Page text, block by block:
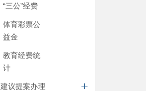
“三公”经费
体育彩票公
益金
教育经费统
计
建议提案办理